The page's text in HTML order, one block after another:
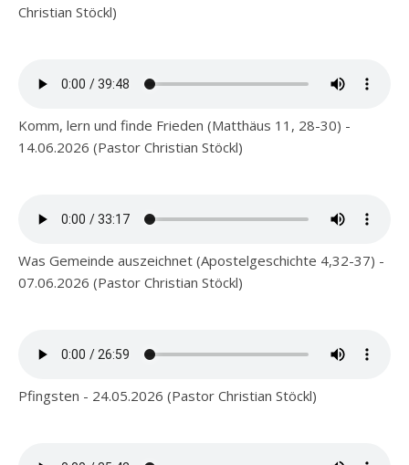
Christian Stöckl)
Komm, lern und finde Frieden (Matthäus 11, 28-30) -
14.06.2026 (Pastor Christian Stöckl)
Was Gemeinde auszeichnet (Apostelgeschichte 4,32-37) -
07.06.2026 (Pastor Christian Stöckl)
Pfingsten - 24.05.2026 (Pastor Christian Stöckl)